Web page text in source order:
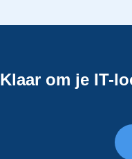
Klaar om je IT-